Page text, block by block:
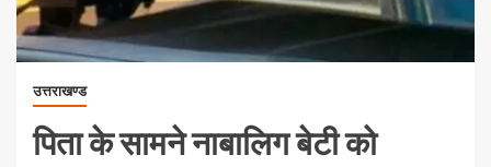
उत्तराखण्ड
पिता के सामने नाबालिग बेटी को